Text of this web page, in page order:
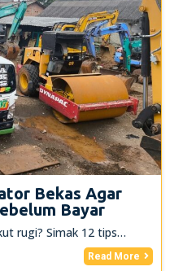
Bekas Agar
Bayar
rugi? Simak 12 tips…
Read More